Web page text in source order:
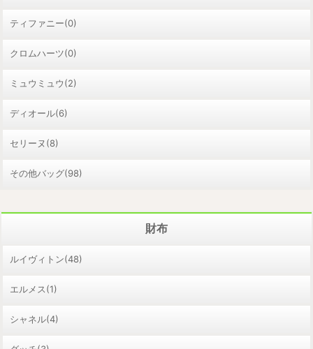
ティファニー(0)
クロムハーツ(0)
ミュウミュウ(2)
ディオール(6)
セリーヌ(8)
その他バッグ(98)
財布
ルイヴィトン(48)
エルメス(1)
シャネル(4)